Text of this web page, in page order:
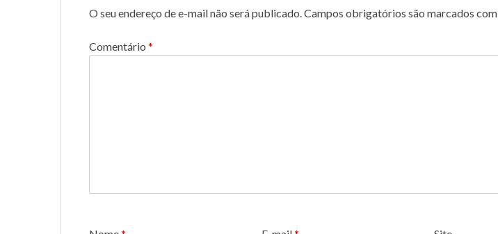
O seu endereço de e-mail não será publicado.Campos obrigatórios são marcados com
Comentário *